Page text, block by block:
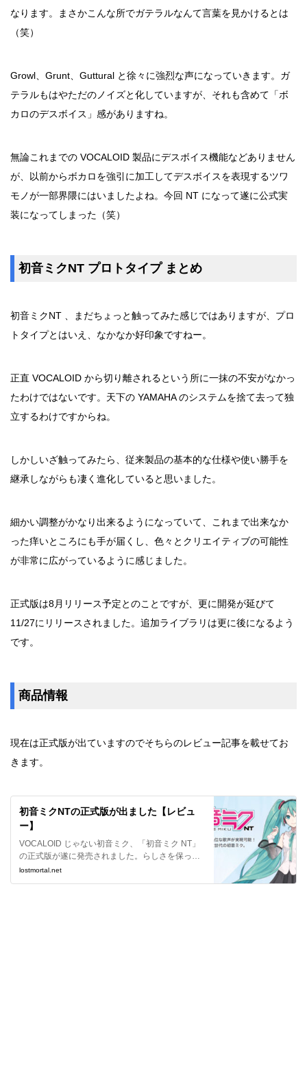
なります。まさかこんな所でガテラルなんて言葉を見かけるとは
（笑）
Growl、Grunt、Guttural と徐々に強烈な声になっていきます。ガ
テラルもはやただのノイズと化していますが、それも含めて「ボ
カロのデスボイス」感がありますね。
無論これまでの VOCALOID 製品にデスボイス機能などありません
が、以前からボカロを強引に加工してデスボイスを表現するツワ
モノが一部界隈にはいましたよね。今回 NT になって遂に公式実
装になってしまった（笑）
初音ミクNT プロトタイプ まとめ
初音ミクNT 、まだちょっと触ってみた感じではありますが、プロ
トタイプとはいえ、なかなか好印象ですねー。
正直 VOCALOID から切り離されるという所に一抹の不安がなかっ
たわけではないです。天下の YAMAHA のシステムを捨て去って独
立するわけですからね。
しかしいざ触ってみたら、従来製品の基本的な仕様や使い勝手を
継承しながらも凄く進化していると思いました。
細かい調整がかなり出来るようになっていて、これまで出来なか
った痒いところにも手が届くし、色々とクリエイティブの可能性
が非常に広がっているように感じました。
正式版は8月リリース予定とのことですが、更に開発が延びて
11/27にリリースされました。追加ライブラリは更に後になるよう
です。
商品情報
現在は正式版が出ていますのでそちらのレビュー記事を載せてお
きます。
初音ミクNTの正式版が出ました【レビュ
ー】
VOCALOID じゃない初音ミク、「初音ミク NT」
の正式版が遂に発売されました。らしさを保った
ままより自然になった初音ミクをようやく自分の
lostmortal.net